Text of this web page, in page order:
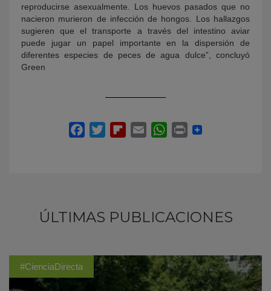
reproducirse asexualmente. Los huevos pasados que no
nacieron murieron de infección de hongos. Los hallazgos
sugieren que el transporte a través del intestino aviar
puede jugar un papel importante en la dispersión de
diferentes especies de peces de agua dulce”, concluyó
Green
ÚLTIMAS PUBLICACIONES
#CienciaDirecta